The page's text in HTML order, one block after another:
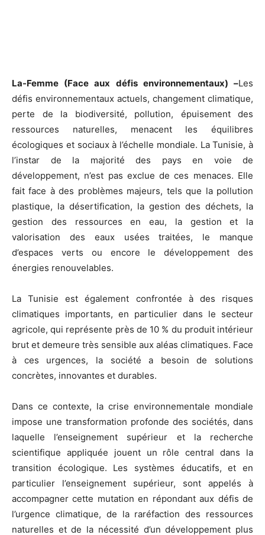
La-Femme (Face aux défis environnementaux) –Les
défis environnementaux actuels, changement climatique,
perte de la biodiversité, pollution, épuisement des
ressources naturelles, menacent les équilibres
écologiques et sociaux à l’échelle mondiale. La Tunisie, à
l’instar de la majorité des pays en voie de
développement, n’est pas exclue de ces menaces. Elle
fait face à des problèmes majeurs, tels que la pollution
plastique, la désertification, la gestion des déchets, la
gestion des ressources en eau, la gestion et la
valorisation des eaux usées traitées, le manque
d’espaces verts ou encore le développement des
énergies renouvelables.
La Tunisie est également confrontée à des risques
climatiques importants, en particulier dans le secteur
agricole, qui représente près de 10 % du produit intérieur
brut et demeure très sensible aux aléas climatiques. Face
à ces urgences, la société a besoin de solutions
concrètes, innovantes et durables.
Dans ce contexte, la crise environnementale mondiale
impose une transformation profonde des sociétés, dans
laquelle l’enseignement supérieur et la recherche
scientifique appliquée jouent un rôle central dans la
transition écologique. Les systèmes éducatifs, et en
particulier l’enseignement supérieur, sont appelés à
accompagner cette mutation en répondant aux défis de
l’urgence climatique, de la raréfaction des ressources
naturelles et de la nécessité d’un développement plus